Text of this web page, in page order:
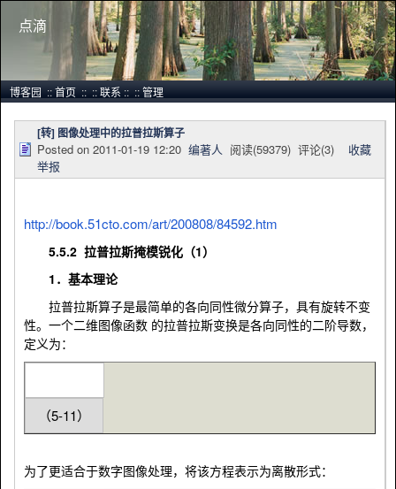
点滴
博客园::首页::::联系::::管理
[转] 图像处理中的拉普拉斯算子
Posted on 2011-01-19 12:20 编著人 阅读(59379) 评论(3) 收藏
举报
http://book.51cto.com/art/200808/84592.htm
5.5.2 拉普拉斯掩模锐化（1）
1．基本理论
拉普拉斯算子是最简单的各向同性微分算子，具有旋转不变
性。一个二维图像函数 的拉普拉斯变换是各向同性的二阶导数，
定义为：
（5-11）
为了更适合于数字图像处理，将该方程表示为离散形式：